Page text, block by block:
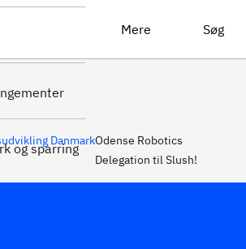
og sparring
Mere Søg
Tilmeld dig her
DanmarkOdense Robotics
Delegation til Slush!